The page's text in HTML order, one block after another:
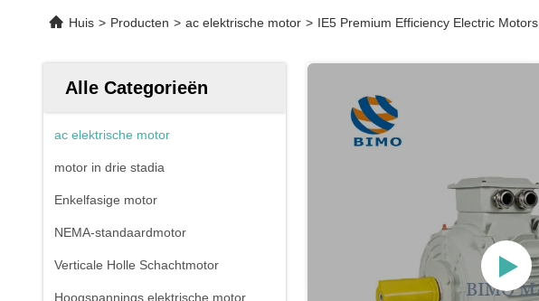
Huis > Producten > ac elektrische motor > IE5 Premium Efficiency Electric
Alle Categorieën
ac elektrische motor
motor in drie stadia
Enkelfasige motor
NEMA-standaardmotor
Verticale Holle Schachtmotor
Hoogspannings elektrische motor